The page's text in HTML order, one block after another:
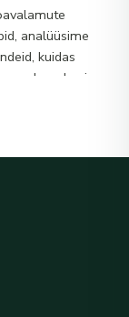
analüüsime
kuidas
valamukapiga.
hooldada,
kas plaanid
ja stiilseid
nii
elemente
kuni õhtuse